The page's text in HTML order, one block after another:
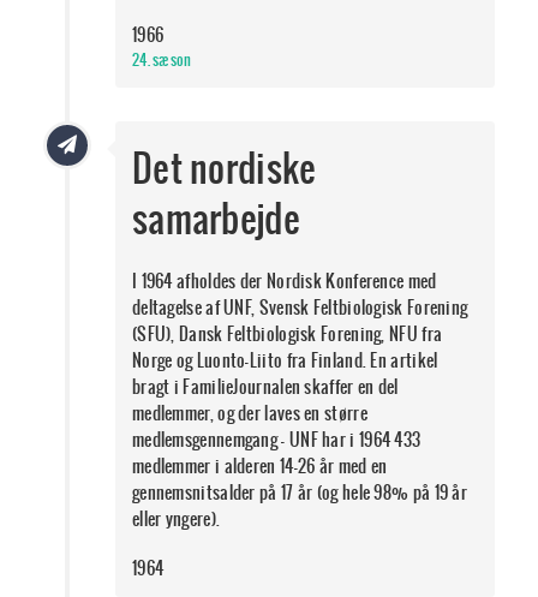
1966
24. sæson
Det nordiske
samarbejde
I 1964 afholdes der Nordisk Konference med
deltagelse af UNF, Svensk Feltbiologisk Forening
(SFU), Dansk Feltbiologisk Forening, NFU fra
Norge og Luonto-Liito fra Finland. En artikel
bragt i FamilieJournalen skaffer en del
medlemmer, og der laves en større
medlemsgennemgang - UNF har i 1964 433
medlemmer i alderen 14-26 år med en
gennemsnitsalder på 17 år (og hele 98% på 19 år
eller yngere).
1964